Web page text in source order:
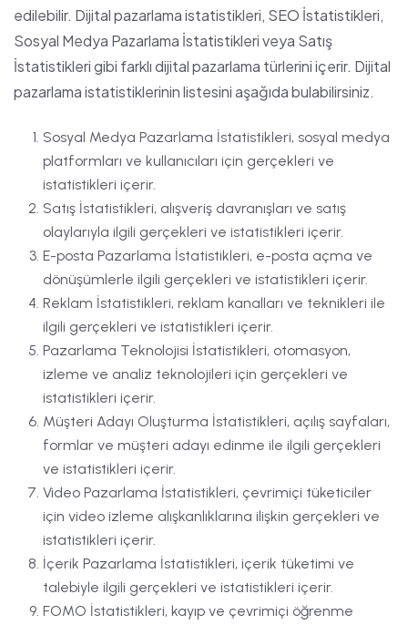
edilebilir. Dijital pazarlama istatistikleri, SEO İstatistikleri,
Sosyal Medya Pazarlama İstatistikleri veya Satış
İstatistikleri gibi farklı dijital pazarlama türlerini içerir. Dijital
pazarlama istatistiklerinin listesini aşağıda bulabilirsiniz.
Sosyal Medya Pazarlama İstatistikleri, sosyal medya
platformları ve kullanıcıları için gerçekleri ve
istatistikleri içerir.
Satış İstatistikleri, alışveriş davranışları ve satış
olaylarıyla ilgili gerçekleri ve istatistikleri içerir.
E-posta Pazarlama İstatistikleri, e-posta açma ve
dönüşümlerle ilgili gerçekleri ve istatistikleri içerir.
Reklam İstatistikleri, reklam kanalları ve teknikleri ile
ilgili gerçekleri ve istatistikleri içerir.
Pazarlama Teknolojisi İstatistikleri, otomasyon,
izleme ve analiz teknolojileri için gerçekleri ve
istatistikleri içerir.
Müşteri Adayı Oluşturma İstatistikleri, açılış sayfaları,
formlar ve müşteri adayı edinme ile ilgili gerçekleri
ve istatistikleri içerir.
Video Pazarlama İstatistikleri, çevrimiçi tüketiciler
için video izleme alışkanlıklarına ilişkin gerçekleri ve
istatistikleri içerir.
İçerik Pazarlama İstatistikleri, içerik tüketimi ve
talebiyle ilgili gerçekleri ve istatistikleri içerir.
FOMO İstatistikleri, kayıp ve çevrimiçi öğrenme